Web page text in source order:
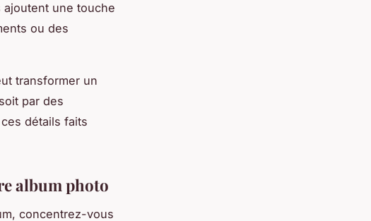
une touche
ou des
transformer un
par des
détails faits
album photo
concentrez-vous